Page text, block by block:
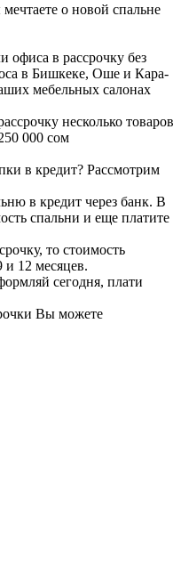
о новой спальне
офиса в рассрочку без
в Бишкеке, Оше и Кара-
мебельных салонах
несколько товаров
000 сом
в кредит? Рассмотрим
в кредит через банк. В
спальни и еще платите
то стоимость
и 12 месяцев.
сегодня, плати
Вы можете